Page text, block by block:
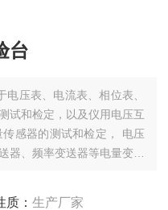
台
压表、电流表、相位表、
试和检定，以及仪用电压互
感器的测试和检定， 电压
器、频率变送器等电量变送
质： 生产厂家